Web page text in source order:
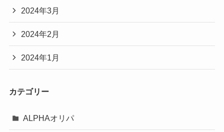
2024年3月
2024年2月
2024年1月
カテゴリー
ALPHAオリパ